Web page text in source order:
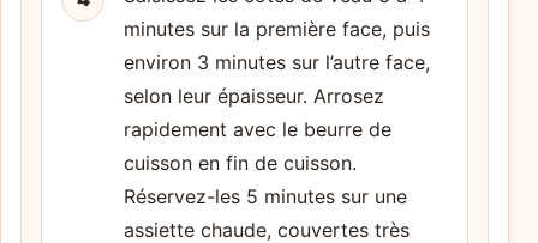
minutes sur la première face, puis
environ 3 minutes sur l’autre face,
selon leur épaisseur. Arrosez
rapidement avec le beurre de
cuisson en fin de cuisson.
Réservez-les 5 minutes sur une
assiette chaude, couvertes très